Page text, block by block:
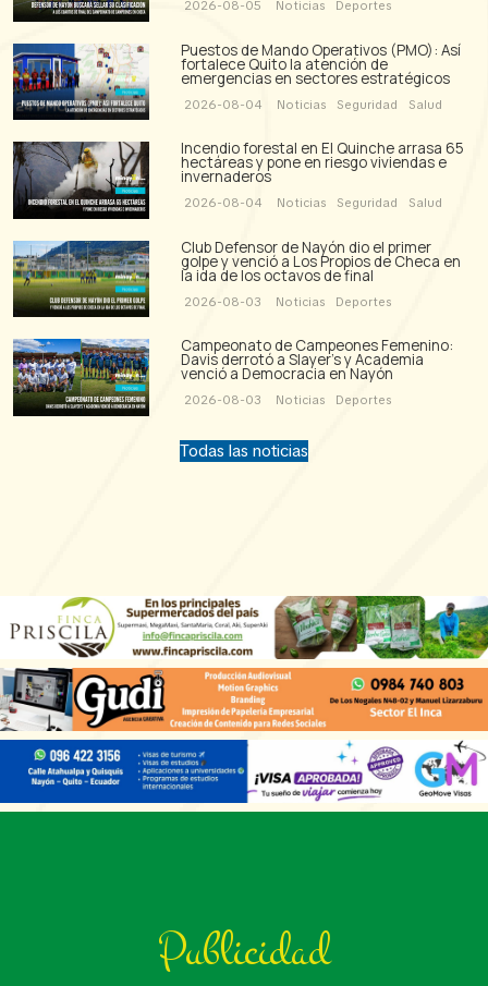
2026-08-05 Noticias Deportes
Puestos de Mando Operativos (PMO): Así
fortalece Quito la atención de
emergencias en sectores estratégicos
2026-08-04 Noticias Seguridad Salud
Incendio forestal en El Quinche arrasa 65
hectáreas y pone en riesgo viviendas e
invernaderos
2026-08-04 Noticias Seguridad Salud
Club Defensor de Nayón dio el primer
golpe y venció a Los Propios de Checa en
la ida de los octavos de final
2026-08-03 Noticias Deportes
Campeonato de Campeones Femenino:
Davis derrotó a Slayer's y Academia
venció a Democracia en Nayón
2026-08-03 Noticias Deportes
Todas las noticias
Publicidad